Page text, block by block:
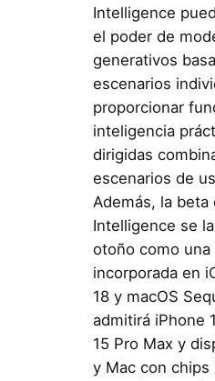
Intelligence
el poder de
generativos
escenarios
proporcionar
inteligencia
dirigidas
escenarios de
Además, la beta
Intelligence se
otoño como una
incorporada en
18 y macOS
admitirá iPhone
15 Pro Max y
y Mac con chips